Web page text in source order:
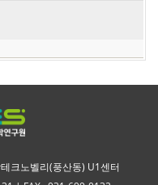
크노벨리(풍산동) U1센터